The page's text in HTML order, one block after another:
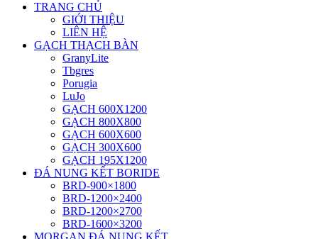
TRANG CHỦ
GIỚI THIỆU
LIÊN HỆ
GẠCH THẠCH BÀN
GranyLite
Tbgres
Porugia
LuJo
GẠCH 600X1200
GẠCH 800X800
GẠCH 600X600
GẠCH 300X600
GẠCH 195X1200
ĐÁ NUNG KẾT BORIDE
BRD-900×1800
BRD-1200×2400
BRD-1200×2700
BRD-1600×3200
MORGAN ĐÁ NUNG KẾT